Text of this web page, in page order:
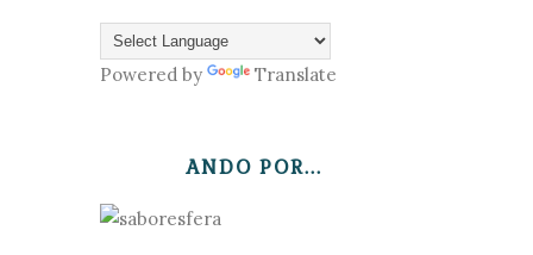
Powered by Translate
ANDO POR...